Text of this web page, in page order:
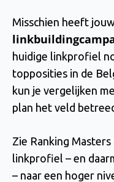
Misschien heeft
huidige linkprofiel
topposities in de
kun je vergelijken
plan het veld
Zie Ranking
linkprofiel – en
– naar een hoger